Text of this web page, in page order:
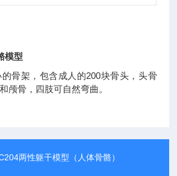
模型
骨架，包含成人的200块骨头，头骨
颅骨，四肢可自然弯曲。
两性躯干模型（人体骨骼）